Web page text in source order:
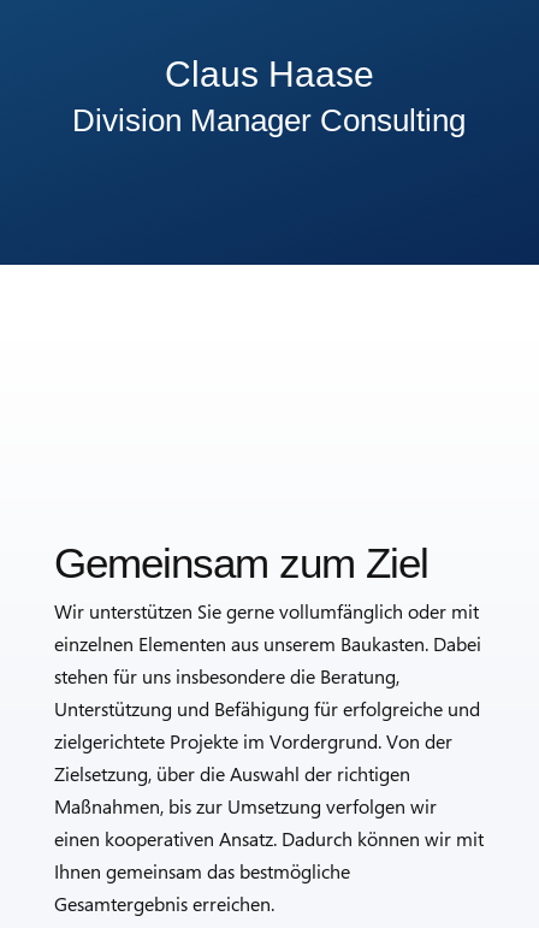
Claus Haase
Division Manager Consulting
Gemeinsam zum Ziel
Wir unterstützen Sie gerne vollumfänglich oder mit
einzelnen Elementen aus unserem Baukasten. Dabei
stehen für uns insbesondere die Beratung,
Unterstützung und Befähigung für erfolgreiche und
zielgerichtete Projekte im Vordergrund. Von der
Zielsetzung, über die Auswahl der richtigen
Maßnahmen, bis zur Umsetzung verfolgen wir
einen kooperativen Ansatz. Dadurch können wir mit
Ihnen gemeinsam das bestmögliche
Gesamtergebnis erreichen.